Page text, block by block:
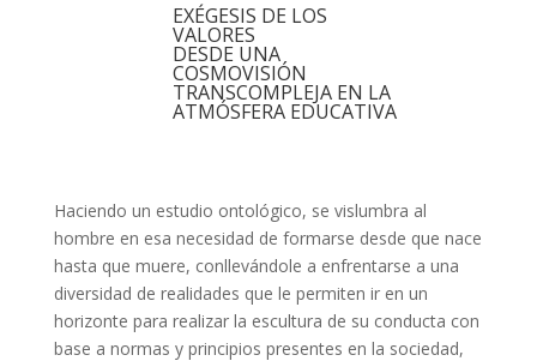
EXÉGESIS DE LOS
VALORES
DESDE UNA
COSMOVISIÓN
TRANSCOMPLEJA EN LA
ATMÓSFERA EDUCATIVA
Haciendo un estudio ontológico, se vislumbra al
hombre en esa necesidad de formarse desde que nace
hasta que muere, conllevándole a enfrentarse a una
diversidad de realidades que le permiten ir en un
horizonte para realizar la escultura de su conducta con
base a normas y principios presentes en la sociedad,